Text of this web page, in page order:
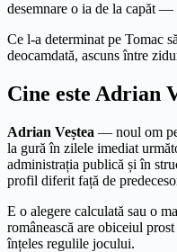
desemnare o ia de la capăt —
Ce l-a determinat pe Tomac
deocamdată, ascuns între
Cine este Adrian
Adrian Veștea — noul om
la gură în zilele imediat
administrația publică și în
profil diferit față de
E o alegere calculată sau o
românească are obiceiul
înțeles regulile jocului.